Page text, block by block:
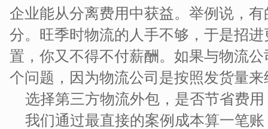
企业能从分离费用中获益。举例说，
分。旺季时物流的人手不够，于是招
置，你又不得不付薪酬。如果与物流
个问题，因为物流公司是按照发货量
选择第三方物流外包，是否节省费
我们通过最直接的案例成本算一笔